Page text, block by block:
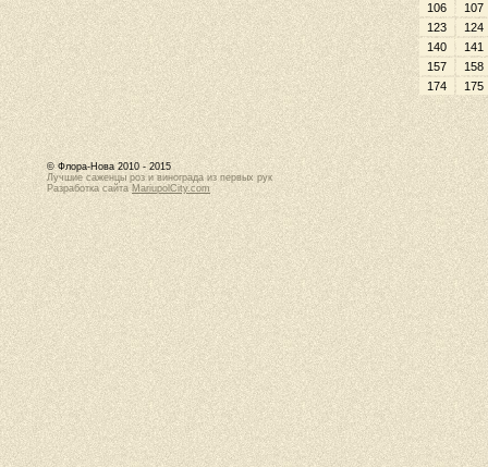
106
107
123
124
140
141
157
158
174
175
© Флора-Нова 2010 - 2015
Лучшие саженцы роз и винограда из первых рук
Разработка сайтаMariupolCity.com